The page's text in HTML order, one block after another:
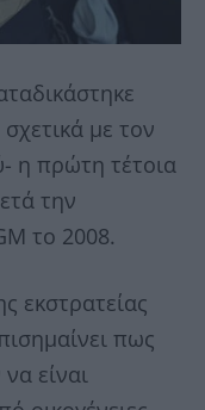
με τον
η πρώτη τέτοια
την
το 2008.
εκστρατείας
πως
είναι